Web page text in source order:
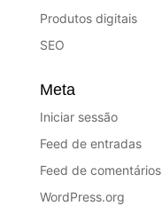
Produtos digitais
SEO
Meta
Iniciar sessão
Feed de entradas
Feed de comentários
WordPress.org